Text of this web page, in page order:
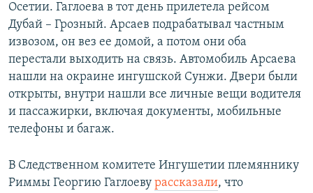
Осетии. Гаглоева в тот день прилетела рейсом
Дубай – Грозный. Арсаев подрабатывал частным
извозом, он вез ее домой, а потом они оба
перестали выходить на связь. Автомобиль Арсаева
нашли на окраине ингушской Сунжи. Двери были
открыты, внутри нашли все личные вещи водителя
и пассажирки, включая документы, мобильные
телефоны и багаж.
В Следственном комитете Ингушетии племяннику
Риммы Георгию Гаглоеву рассказали, что